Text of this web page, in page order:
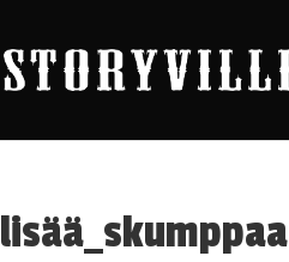
lisää_skumppaa